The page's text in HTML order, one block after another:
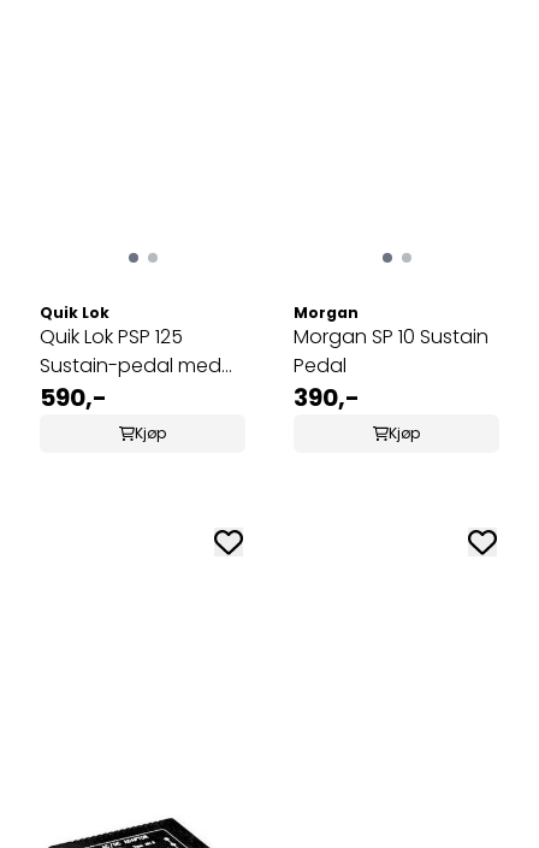
Quik Lok
Quik Lok PSP 125
Sustain-pedal med
piano-stil
590,-
Kjøp
Morgan
Morgan SP 10 Sustain
Pedal
390,-
Kjøp